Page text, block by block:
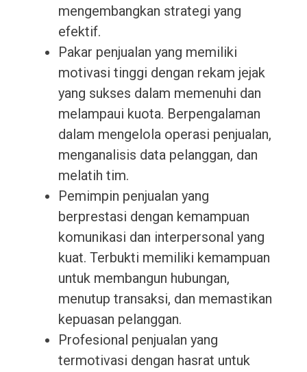
mengembangkan strategi yang
efektif.
Pakar penjualan yang memiliki
motivasi tinggi dengan rekam jejak
yang sukses dalam memenuhi dan
melampaui kuota. Berpengalaman
dalam mengelola operasi penjualan,
menganalisis data pelanggan, dan
melatih tim.
Pemimpin penjualan yang
berprestasi dengan kemampuan
komunikasi dan interpersonal yang
kuat. Terbukti memiliki kemampuan
untuk membangun hubungan,
menutup transaksi, dan memastikan
kepuasan pelanggan.
Profesional penjualan yang
termotivasi dengan hasrat untuk